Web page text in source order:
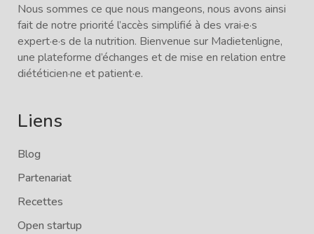
Nous sommes ce que nous mangeons, nous avons ainsi
fait de notre priorité l’accès simplifié à des vrai·e·s
expert·e·s de la nutrition. Bienvenue sur Madietenligne,
une plateforme d’échanges et de mise en relation entre
diététicien·ne et patient·e.
Liens
Blog
Partenariat
Recettes
Open startup